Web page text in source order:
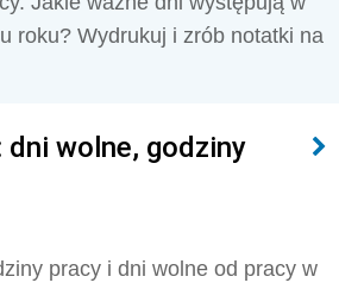
roku? Wydrukuj i zrób notatki na
dni wolne, godziny
pracy i dni wolne od pracy w